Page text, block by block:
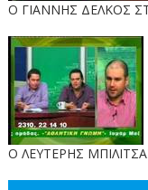
Ο ΓΙΑΝΝΗΣ ΔΕΛΚΟΣ
O ΛΕΥΤΕΡΗΣ